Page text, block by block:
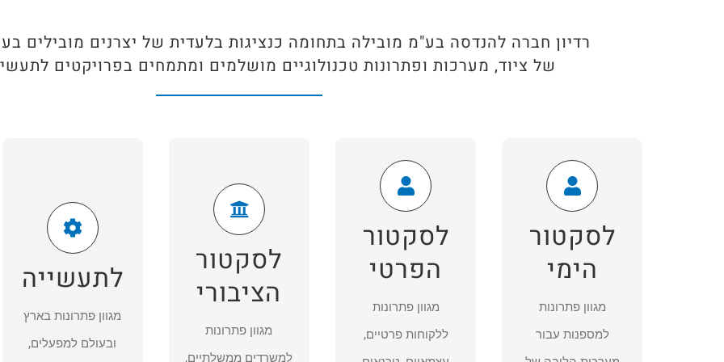
רדיון חברה להנדסה בע"מ מובילה בתחומה כנציגות בלעדית של יצרנים מובילים
של ציוד, מערכות ופתרונות טכנולוגיים מושלמים ומתמחים בפרויקטים
לתעשייה
מגוון פתרונות בארץ
ובעולם למפעלים,
התעשייתי
רדיון מציעה מגוון
פתרונות בארץ
לסקטור
הציבורי
מגוון פתרונות
למשרדים ממשלתיים,
ושירותים
לסקטור
הציבורי
רדיון מציעה מגוון
פתרונות למשרדים
ממשלתיים, בתי
חולים, בתי מלון,
לסקטור
הפרטי
מגוון פתרונות
ללקוחות פרטיים,
פתרונות
ושירותים
לסקטור הפרטי
רדיון מציעה מגוון
פתרונות ללקוחות
פרטיים, עצמאיים,
טכנאים ומהנדסים
לסקטור
הימי
מגוון פתרונות
למספנות עבור
פתרונות לענף
הימי וספנות
רדיון מציעה מכלול
מערכות הליבה של
האוניות כולל חלפים